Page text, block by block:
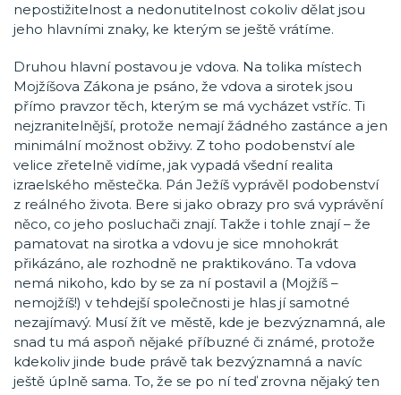
nepostižitelnost a nedonutitelnost cokoliv dělat jsou
jeho hlavními znaky, ke kterým se ještě vrátíme.
Druhou hlavní postavou je vdova. Na tolika místech
Mojžíšova Zákona je psáno, že vdova a sirotek jsou
přímo pravzor těch, kterým se má vycházet vstříc. Ti
nejzranitelnější, protože nemají žádného zastánce a jen
minimální možnost obživy. Z toho podobenství ale
velice zřetelně vidíme, jak vypadá všední realita
izraelského městečka. Pán Ježíš vyprávěl podobenství
z reálného života. Bere si jako obrazy pro svá vyprávění
něco, co jeho posluchači znají. Takže i tohle znají – že
pamatovat na sirotka a vdovu je sice mnohokrát
přikázáno, ale rozhodně ne praktikováno. Ta vdova
nemá nikoho, kdo by se za ní postavil a (Mojžíš –
nemojžíš!) v tehdejší společnosti je hlas jí samotné
nezajímavý. Musí žít ve městě, kde je bezvýznamná, ale
snad tu má aspoň nějaké příbuzné či známé, protože
kdekoliv jinde bude právě tak bezvýznamná a navíc
ještě úplně sama. To, že se po ní teď zrovna nějaký ten